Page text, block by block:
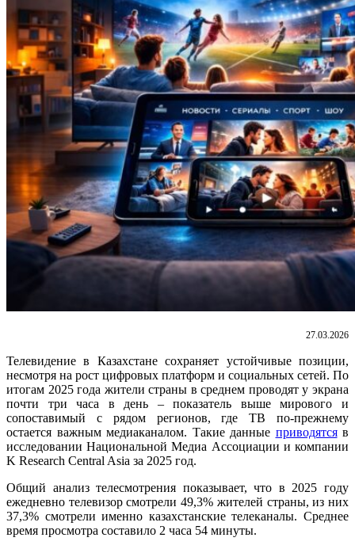
27.03.2026
Телевидение в Казахстане сохраняет устойчивые позиции,
несмотря на рост цифровых платформ и социальных сетей. По
итогам 2025 года жители страны в среднем проводят у экрана
почти три часа в день – показатель выше мирового и
сопоставимый с рядом регионов, где ТВ по-прежнему
остается важным медиаканалом. Такие данные приводятсяв
исследовании Национальной Медиа Ассоциации и компании
K Research Central Asia за 2025 год.
Общий анализ телесмотрения показывает, что в 2025 году
ежедневно телевизор смотрели 49,3% жителей страны, из них
37,3% смотрели именно казахстанские телеканалы. Среднее
время просмотра составило 2 часа 54 минуты.